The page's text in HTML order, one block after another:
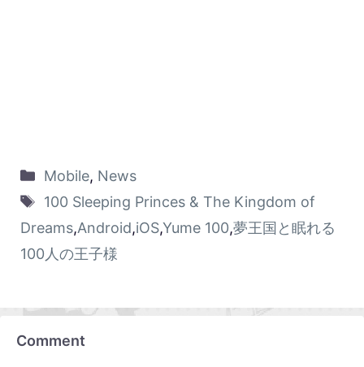
Mobile, News
100 Sleeping Princes & The Kingdom of
Dreams,Android,iOS,Yume 100,夢王国と眠れる
100人の王子様
Comment